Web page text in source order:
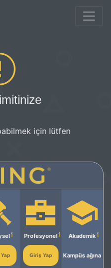
için lütfen
Profesyonel
Giriş Yap
Akademik
Kampüs ağına